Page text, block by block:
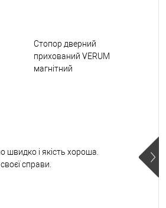
Стопор дверний
прихований VERUM
магнітний
швидко і якість хороша.
справи.